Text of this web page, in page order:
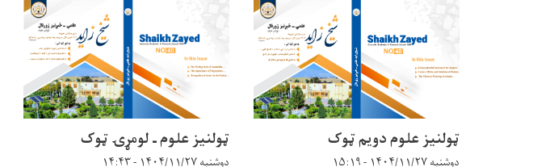
ټولنيز علوم دويم ټوک
دوشنبه ۱۴۰۴/۱۱/۲۷ - ۱۵:۱۹
ټولنيز علوم ـ لومړۍ ټوک
دوشنبه ۱۴۰۴/۱۱/۲۷ - ۱۴:۴۳